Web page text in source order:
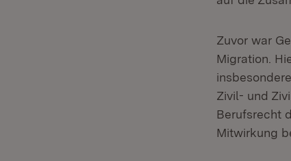
Zuvor war
Migration.
Zivil- und
Berufsrecht
Mitwirkung